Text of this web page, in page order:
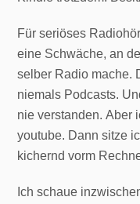
Für seriöses
eine Schwäche, an
selber Radio mache.
niemals Podcasts.
nie verstanden. Aber
youtube. Dann sitze
kichernd vorm
Ich schaue